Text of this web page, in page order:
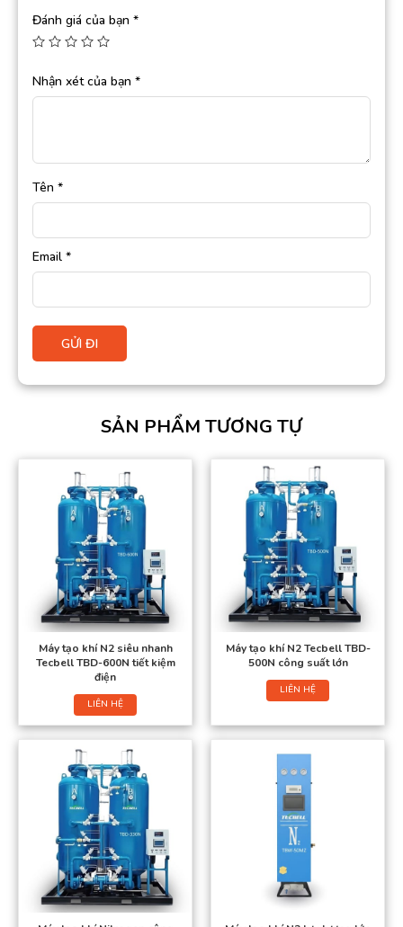
Đánh giá của bạn *
Nhận xét của bạn *
Tên *
Email *
SẢN PHẨM TƯƠNG TỰ
Máy tạo khí N2 siêu nhanh
Tecbell TBD-600N tiết kiệm
điện
LIÊN HỆ
Máy tạo khí N2 Tecbell TBD-
500N công suất lớn
LIÊN HỆ